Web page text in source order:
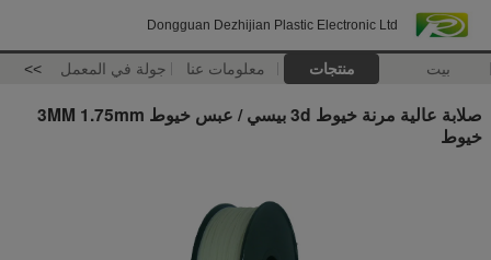
Dongguan Dezhijian Plastic Electronic Ltd
بيت منتجات معلومات عنا جولة في المعمل >>
صلابة عالية مرنة خيوط 3d بيسي / عبس خيوط 3MM 1.75mm
خيوط